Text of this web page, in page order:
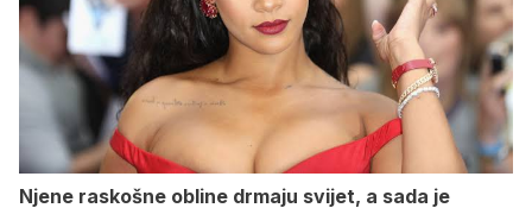
Njene raskošne obline drmaju svijet, a sada je